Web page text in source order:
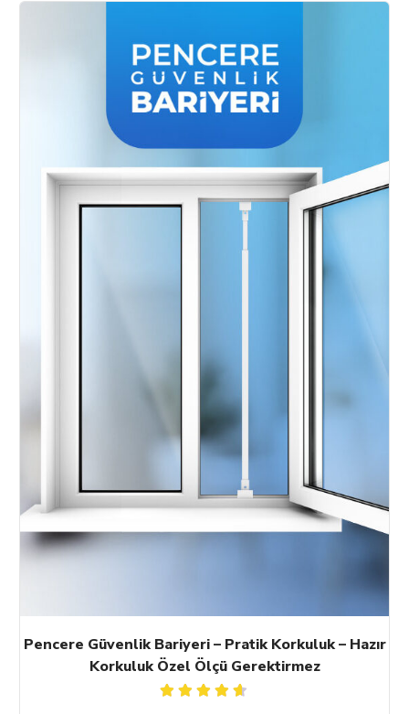
Pencere Güvenlik Bariyeri – Pratik Korkuluk – Hazır
Korkuluk Özel Ölçü Gerektirmez